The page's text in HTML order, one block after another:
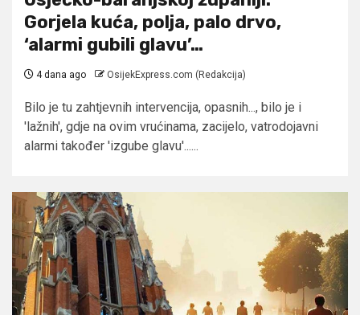
Gorjela kuća, polja, palo drvo,
‘alarmi gubili glavu’…
4 dana ago OsijekExpress.com (Redakcija)
Bilo je tu zahtjevnih intervencija, opasnih..., bilo je i
'lažnih', gdje na ovim vrućinama, zacijelo, vatrodojavni
alarmi također 'izgube glavu'......